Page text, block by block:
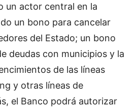
un actor central en la
un bono para cancelar
del Estado; un bono
deudas con municipios y la
de las líneas
y otras líneas de
el Banco podrá autorizar